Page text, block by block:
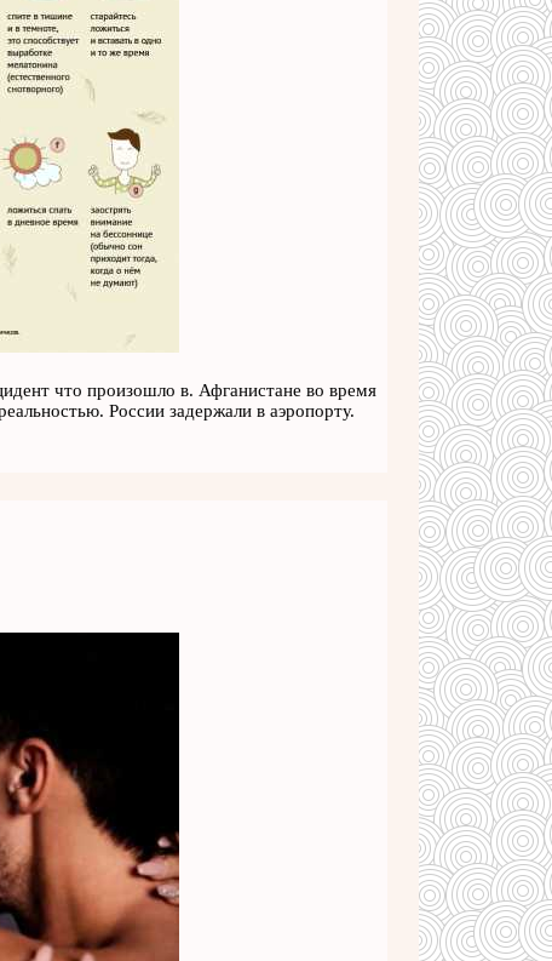
что произошло в. Афганистане во время
России задержали в аэропорту.